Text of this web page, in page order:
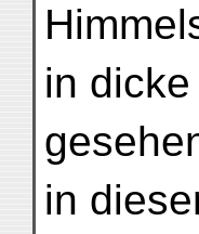
in
in